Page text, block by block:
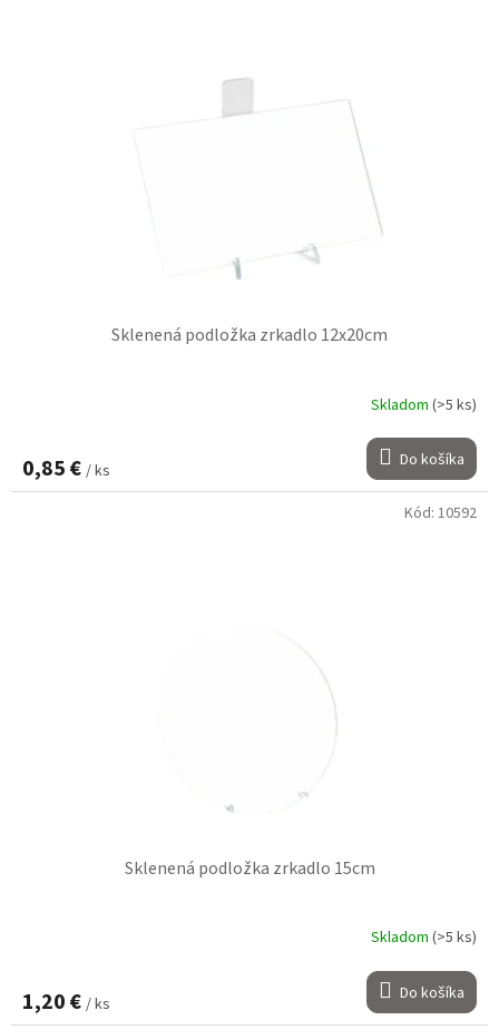
Sklenená podložka zrkadlo 12x20cm
Skladom (>5 ks)
0,85 € / ks Do košíka
Sklenená podložka zrkadlo 15cm
Skladom (>5 ks)
1,20 € / ks Do košíka
Kód: 10592